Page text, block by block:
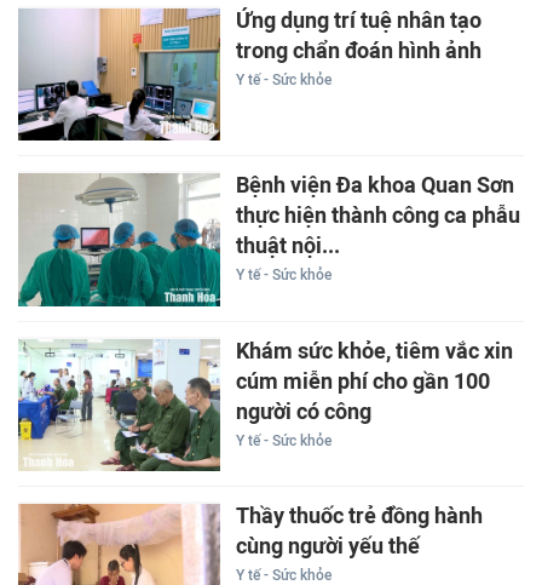
Ứng dụng trí tuệ nhân tạo
trong chẩn đoán hình ảnh
Y tế - Sức khỏe
Bệnh viện Đa khoa Quan Sơn
thực hiện thành công ca phẫu
thuật nội...
Y tế - Sức khỏe
Khám sức khỏe, tiêm vắc xin
cúm miễn phí cho gần 100
người có công
Y tế - Sức khỏe
Thầy thuốc trẻ đồng hành
cùng người yếu thế
Y tế - Sức khỏe